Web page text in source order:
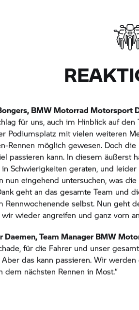
BMW Motorrad Motorsport
für uns, auch im Hinblick auf
Podiumsplatz mit vielen weiteren
Rennen möglich gewesen. Doch
passieren kann. In diesem äußerst
in Schwierigkeiten geraten, und
nun eingehend untersuchen, was
geht an das gesamte Team und
Rennwochenende selbst. Nun geht
wieder angreifen und ganz vorn
Daemen, Team ManagerBMW
für die Fahrer und unser
Aber das kann passieren. Wir
dem nächsten Rennen in Most.“